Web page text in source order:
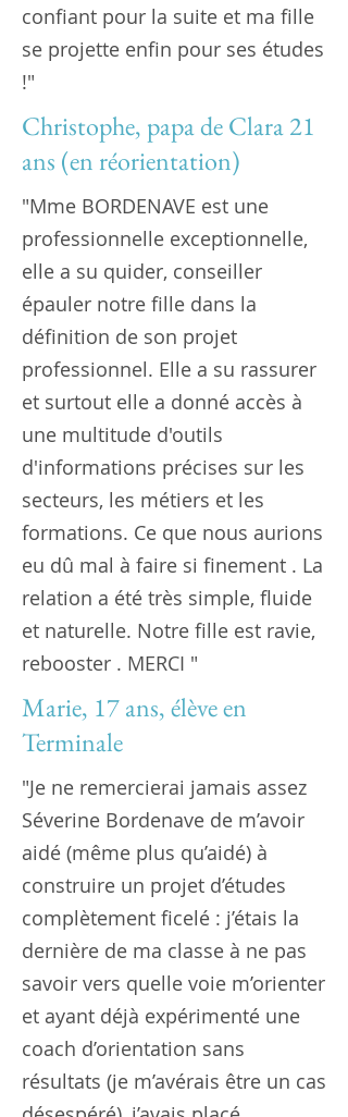
confiant pour la suite et ma fille
se projette enfin pour ses études
!"
Christophe, papa de Clara 21
ans (en réorientation)
"Mme BORDENAVE est une
professionnelle exceptionnelle,
elle a su quider, conseiller
épauler notre fille dans la
définition de son projet
professionnel. Elle a su rassurer
et surtout elle a donné accès à
une multitude d'outils
d'informations précises sur les
secteurs, les métiers et les
formations. Ce que nous aurions
eu dû mal à faire si finement . La
relation a été très simple, fluide
et naturelle. Notre fille est ravie,
rebooster . MERCI "
Marie, 17 ans, élève en
Terminale
"Je ne remercierai jamais assez
Séverine Bordenave de m’avoir
aidé (même plus qu’aidé) à
construire un projet d’études
complètement ficelé : j’étais la
dernière de ma classe à ne pas
savoir vers quelle voie m’orienter
et ayant déjà expérimenté une
coach d’orientation sans
résultats (je m’avérais être un cas